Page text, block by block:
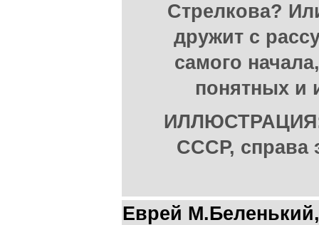
Стрелкова?
дружит с
самого
понятных и
ИЛЛЮСТРАЦИЯ:
СССР,
Еврей